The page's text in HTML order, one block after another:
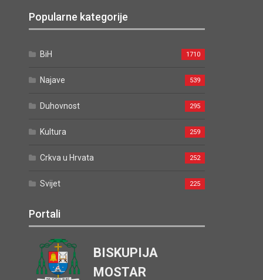
Popularne kategorije
BiH 1710
Najave 539
Duhovnost 295
Kultura 259
Crkva u Hrvata 252
Svijet 225
Portali
BISKUPIJA
MOSTAR